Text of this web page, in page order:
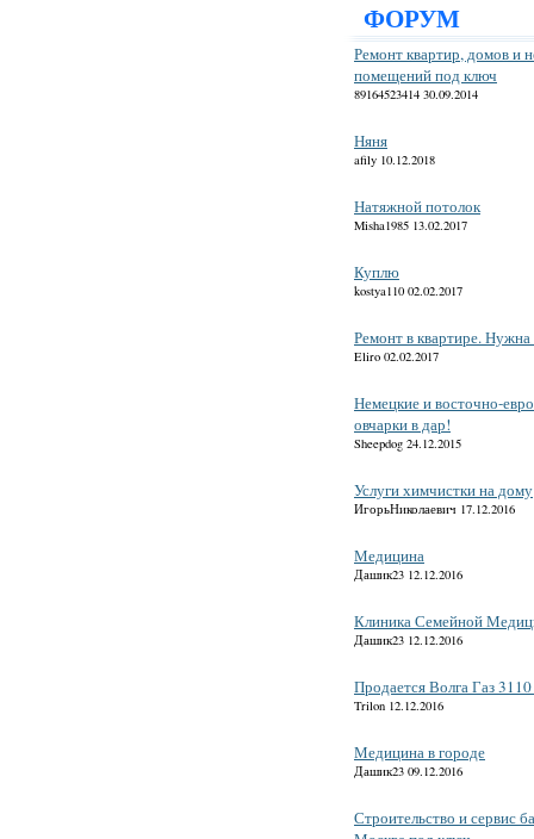
ФОРУМ
Ремонт квартир, домов и
помещений под ключ
89164523414 30.09.2014
Няня
afily 10.12.2018
Натяжной потолок
Misha1985 13.02.2017
Куплю
kostya110 02.02.2017
Ремонт в квартире. Нужна
Eliro 02.02.2017
Немецкие и восточно-
овчарки в дар!
Sheepdog 24.12.2015
Услуги химчистки на дому
ИгорьНиколаевич 17.12.2016
Медицина
Дашик23 12.12.2016
Клиника Семейной
Дашик23 12.12.2016
Продается Волга Газ
Trilon 12.12.2016
Медицина в городе
Дашик23 09.12.2016
Строительство и сервис